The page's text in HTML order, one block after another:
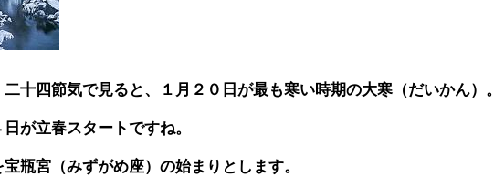
十四節気で見ると、１月２０日が最も寒い時期の大寒（だいかん）。
が立春スタートですね。
瓶宮（みずがめ座）の始まりとします。